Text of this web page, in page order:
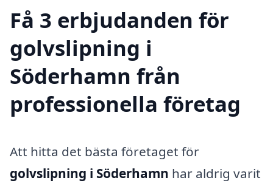
Få 3 erbjudanden för
golvslipning i
Söderhamn från
professionella företag
Att hitta det bästa företaget för
golvslipning i Söderhamn har aldrig varit